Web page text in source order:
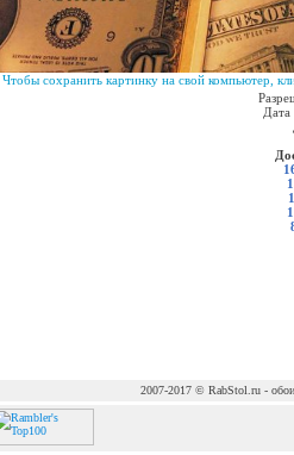
Чтобы сохранить картинку на свой компьютер,
Дата
2007-2017 © RabStol.ru - обои